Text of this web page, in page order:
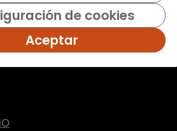
de cookies
Aceptar